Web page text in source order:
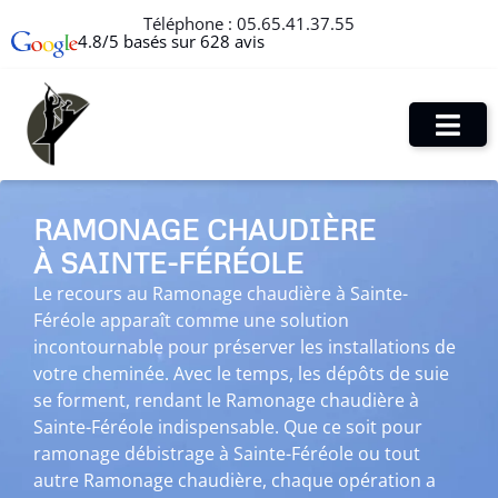
Téléphone : 05.65.41.37.55
4.8/5 basés sur 628 avis
RAMONAGE CHAUDIÈRE
À SAINTE-FÉRÉOLE
Le recours au Ramonage chaudière à Sainte-
Féréole apparaît comme une solution
incontournable pour préserver les installations de
votre cheminée. Avec le temps, les dépôts de suie
se forment, rendant le Ramonage chaudière à
Sainte-Féréole indispensable. Que ce soit pour
ramonage débistrage à Sainte-Féréole ou tout
autre Ramonage chaudière, chaque opération a